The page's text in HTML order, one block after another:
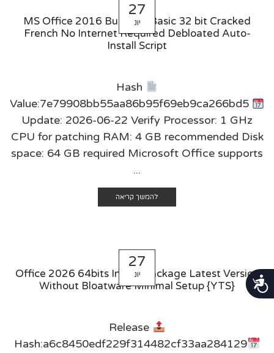
נגישות
27
יונ
MS Office 2016 Business Basic 32 bit Cracked
French No Internet Required Debloated Auto-
Install Script
Hash
Value:7e79908bb55aa86b95f69eb9ca266bd5
Update: 2026-06-22 Verify Processor: 1 GHz
CPU for patching RAM: 4 GB recommended Disk
space: 64 GB required Microsoft Office supports
...
להמשך קריאה
27
יונ
Office 2026 64bits Install Package Latest Version
Without Bloatware Minimal Setup {YTS}
Release
Hash:a6c8450edf229f314482cf33aa284129